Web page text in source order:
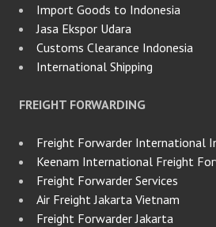
Import Goods to Indonesia
Jasa Ekspor Udara
Customs Clearance Indonesia
International Shipping
FREIGHT FORWARDING
Freight Forwarder International
Keenam International Freight
Freight Forwarder Services
Air Freight Jakarta Vietnam
Freight Forwarder Jakarta